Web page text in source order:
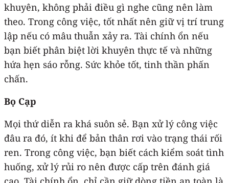
khuyên, không phải điều gì nghe cũng nên làm
theo. Trong công việc, tốt nhất nên giữ vị trí trung
lập nếu có mâu thuẫn xảy ra. Tài chính ổn nếu
bạn biết phân biệt lời khuyên thực tế và những
hứa hẹn sáo rỗng. Sức khỏe tốt, tinh thần phấn
chấn.
Bọ Cạp
Mọi thứ diễn ra khá suôn sẻ. Bạn xử lý công việc
đâu ra đó, ít khi để bản thân rơi vào trạng thái rối
ren. Trong công việc, bạn biết cách kiểm soát tình
huống, xử lý rủi ro nên được cấp trên đánh giá